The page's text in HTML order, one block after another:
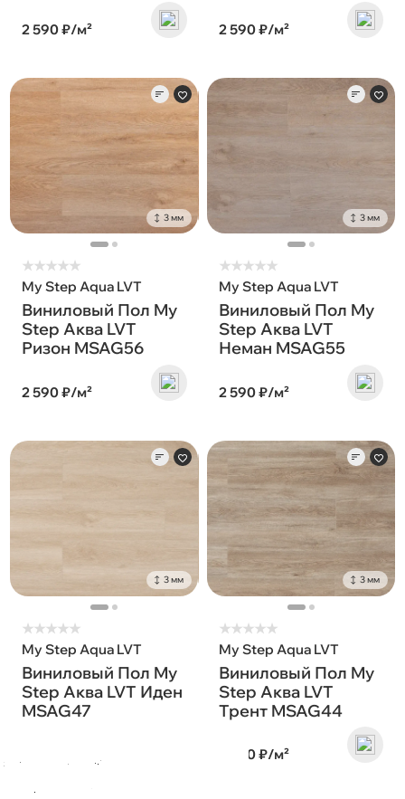
2 590 ₽/м² 2 590 ₽/м²
3 мм
★★★★★
My Step Aqua LVT
Виниловый Пол My
Step Аква LVT
Ризон MSAG56
2 590 ₽/м²
3 мм
★★★★★
My Step Aqua LVT
Виниловый Пол My
Step Аква LVT
Неман MSAG55
2 590 ₽/м²
3 мм
★★★★★
My Step Aqua LVT
Виниловый Пол My
Step Аква LVT Иден
MSAG47
3 мм
★★★★★
My Step Aqua LVT
Виниловый Пол My
Step Аква LVT
Трент MSAG44
2 590 ₽/м²